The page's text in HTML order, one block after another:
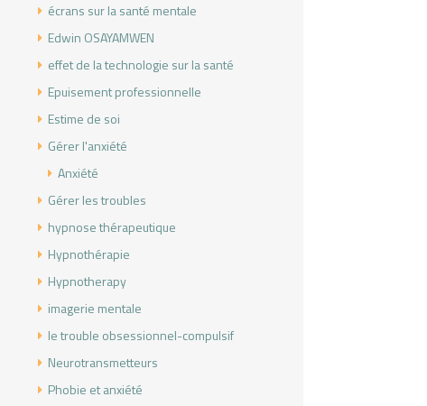
écrans sur la santé mentale
Edwin OSAYAMWEN
effet de la technologie sur la santé
Epuisement professionnelle
Estime de soi
Gérer l'anxiété
Anxiété
Gérer les troubles
hypnose thérapeutique
Hypnothérapie
Hypnotherapy
imagerie mentale
le trouble obsessionnel-compulsif
Neurotransmetteurs
Phobie et anxiété